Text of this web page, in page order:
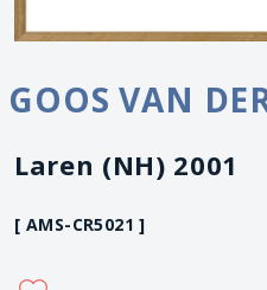
GOOS VAN
Laren (NH) 2001
[ AMS-CR5021 ]